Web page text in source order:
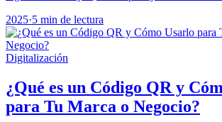
2025·5 min de lectura
Digitalización
¿Qué es un Código QR y
para Tu Marca o Negocio?